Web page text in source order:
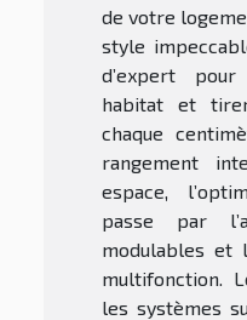
de votre
style
d’expert
habitat et
chaque
rangement
espace,
passe par
modulables et
multifonction.
les systèmes